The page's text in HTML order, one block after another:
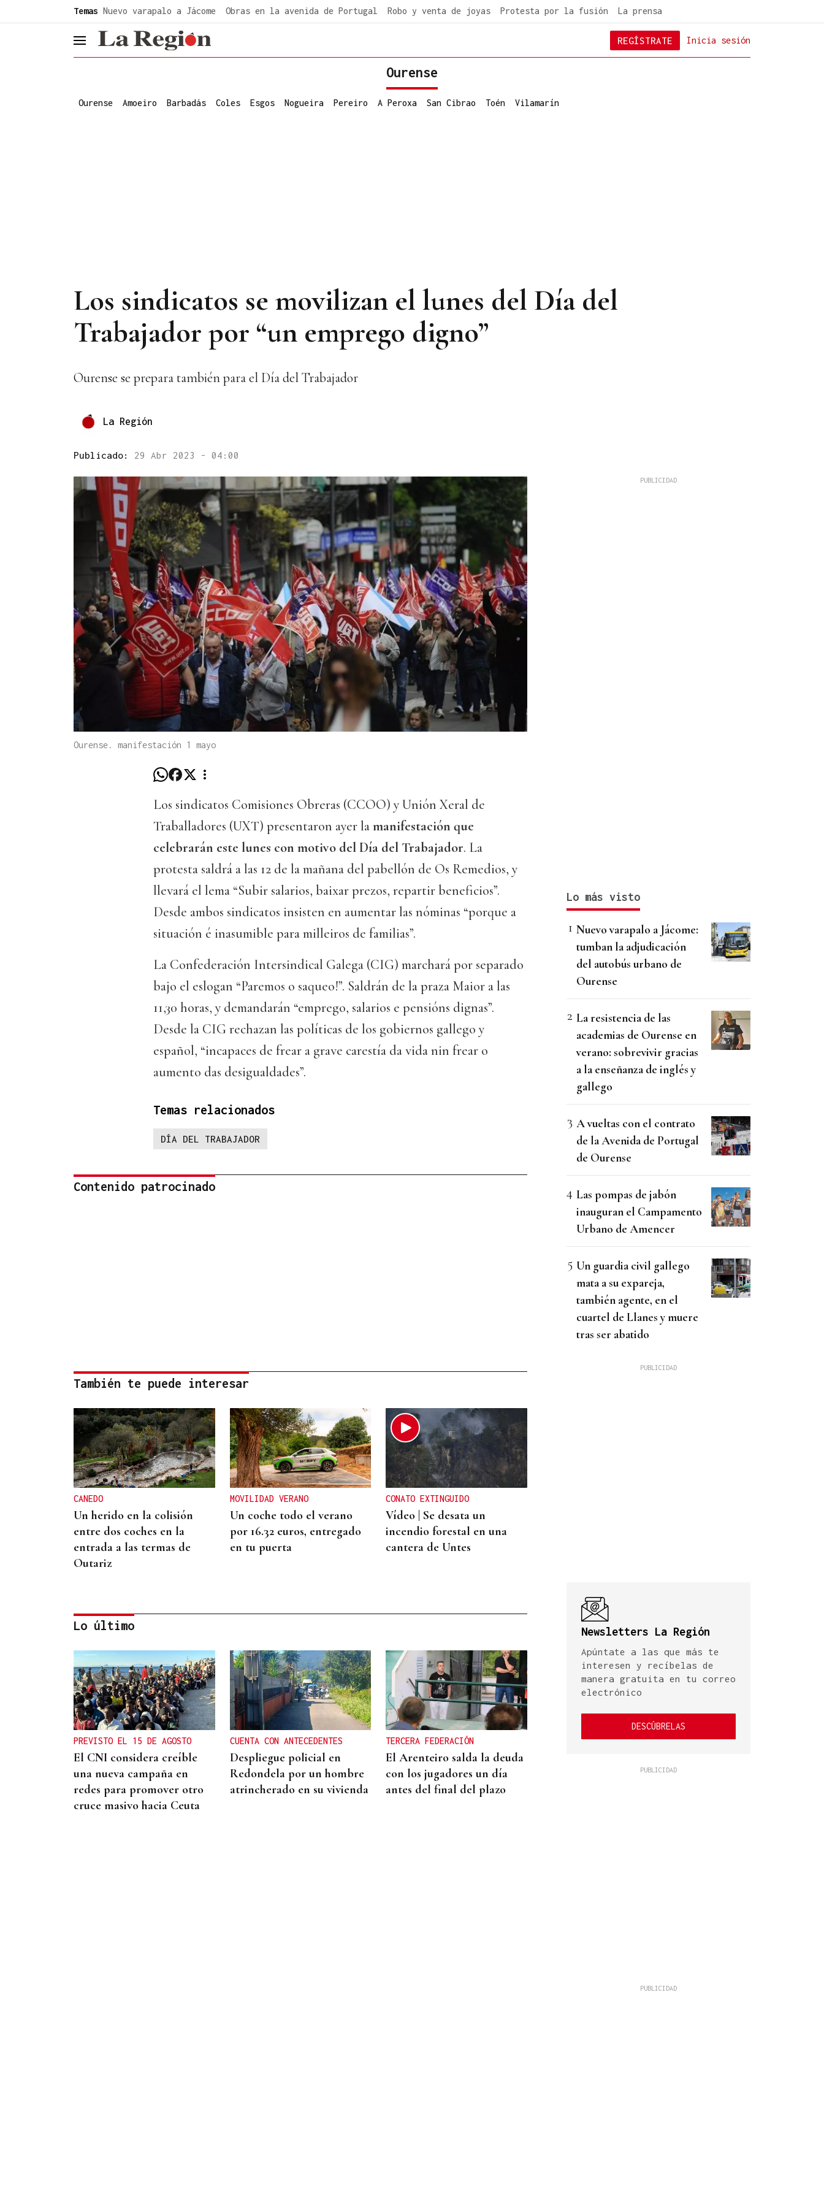
Temas Nuevo varapalo a Jácome Obras en la avenida de Portugal Robo y venta de joyas Protesta por la fusión La prensa
header.menu.open Inicia sesión
REGÍSTRATE
Ourense
Ourense Amoeiro Barbadás Coles Esgos Nogueira Pereiro A Peroxa San Cibrao Toén Vilamarín
Los sindicatos se movilizan el lunes del Día del
Trabajador por “un emprego digno”
Ourense se prepara también para el Día del Trabajador
La Región
Publicado: 29 Abr 2023 - 04:00
Ourense. manifestación 1 mayo
Los sindicatos Comisiones Obreras (CCOO) y Unión Xeral de
Traballadores (UXT) presentaron ayer lamanifestación que
celebrarán este lunes con motivo del Día del Trabajador. La
protesta saldrá a las 12 de la mañana del pabellón de Os Remedios, y
llevará el lema “Subir salarios, baixar prezos, repartir beneficios”.
Desde ambos sindicatos insisten en aumentar las nóminas “porque a
situación é inasumible para milleiros de familias”.
La Confederación Intersindical Galega (CIG) marchará por separado
bajo el eslogan “Paremos o saqueo!”. Saldrán de la praza Maior a las
11,30 horas, y demandarán “emprego, salarios e pensións dignas”.
Desde la CIG rechazan las políticas de los gobiernos gallego y
español, “incapaces de frear a grave carestía da vida nin frear o
aumento das desigualdades”.
Temas relacionados
DÍA DEL TRABAJADOR
Contenido patrocinado
También te puede interesar
CANEDO
Un herido en la colisión
entre dos coches en la
entrada a las termas de
Outariz
MOVILIDAD VERANO
Un coche todo el verano
por 16.32 euros, entregado
en tu puerta
CONATO EXTINGUIDO
Vídeo | Se desata un
incendio forestal en una
cantera de Untes
ENTREVISTA
Jorge Vázquez: "Nuestro
objetivo a 2028 es crecer
creando valor para el
accionista y para el equipo
que lo hace posible"
Lo último
PREVISTO EL 15 DE AGOSTO
El CNI considera creíble
una nueva campaña en
redes para promover otro
cruce masivo hacia Ceuta
CUENTA CON ANTECEDENTES
Despliegue policial en
Redondela por un hombre
atrincherado en su vivienda
TERCERA FEDERACIÓN
El Arenteiro salda la deuda
con los jugadores un día
antes del final del plazo
Lo más visto
Nuevo varapalo a Jácome:
tumban la adjudicación
del autobús urbano de
Ourense
La resistencia de las
academias de Ourense en
verano: sobrevivir gracias
a la enseñanza de inglés y
gallego
A vueltas con el contrato
de la Avenida de Portugal
de Ourense
Las pompas de jabón
inauguran el Campamento
Urbano de Amencer
Un guardia civil gallego
mata a su expareja,
también agente, en el
cuartel de Llanes y muere
tras ser abatido
Newsletters La Región
Apúntate a las que más te
interesen y recíbelas de
manera gratuita en tu correo
electrónico
DESCÚBRELAS